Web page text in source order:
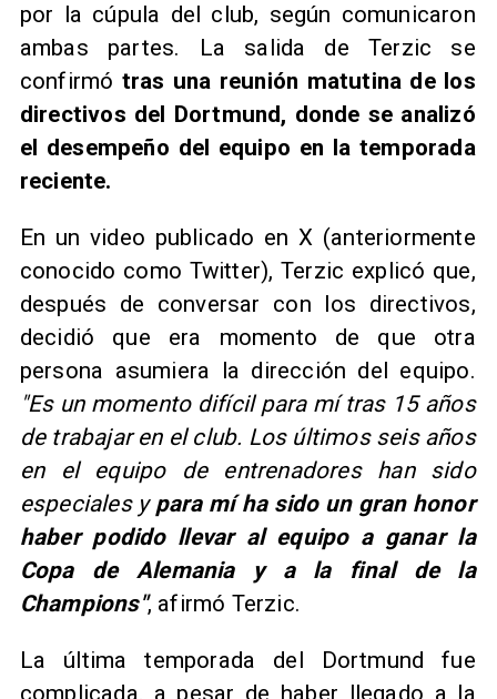
por la cúpula del club, según comunicaron
ambas partes. La salida de Terzic se
confirmó tras una reunión matutina de los
directivos del Dortmund, donde se analizó
el desempeño del equipo en la temporada
reciente.
En un video publicado en X (anteriormente
conocido como Twitter), Terzic explicó que,
después de conversar con los directivos,
decidió que era momento de que otra
persona asumiera la dirección del equipo.
"Es un momento difícil para mí tras 15 años
de trabajar en el club. Los últimos seis años
en el equipo de entrenadores han sido
especiales y para mí ha sido un gran honor
haber podido llevar al equipo a ganar la
Copa de Alemania y a la final de la
Champions", afirmó Terzic.
La última temporada del Dortmund fue
complicada, a pesar de haber llegado a la